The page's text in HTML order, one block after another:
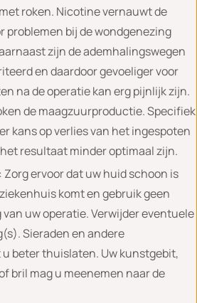
roken. Nicotine vernauwt de
problemen bij de wondgenezing
zijn de ademhalingswegen
en daardoor gevoeliger voor
na de operatie kan erg pijnlijk zijn.
de maagzuurproductie. Specifiek
kans op verlies van het ingespoten
resultaat minder optimaal zijn.
ervoor dat uw huid schoon is
komt en gebruik geen
van uw operatie. Verwijder eventuele
Sieraden en andere
beter thuislaten. Uw kunstgebit,
bril mag u meenemen naar de